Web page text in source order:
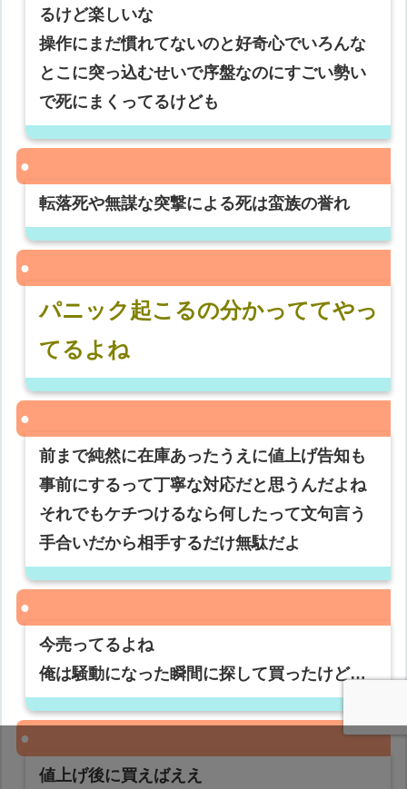
るけど楽しいな
操作にまだ慣れてないのと好奇心でいろんな
とこに突っ込むせいで序盤なのにすごい勢い
で死にまくってるけども
転落死や無謀な突撃による死は蛮族の誉れ
パニック起こるの分かっててやっ
てるよね
前まで純然に在庫あったうえに値上げ告知も
事前にするって丁寧な対応だと思うんだよね
それでもケチつけるなら何したって文句言う
手合いだから相手するだけ無駄だよ
今売ってるよね
俺は騒動になった瞬間に探して買ったけど…
値上げ後に買えばええ